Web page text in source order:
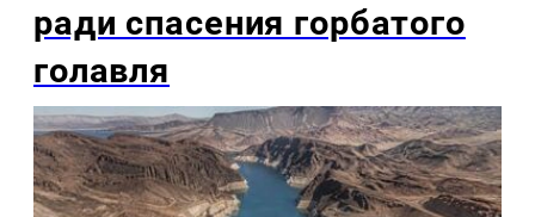
ради спасения горбатого
голавля